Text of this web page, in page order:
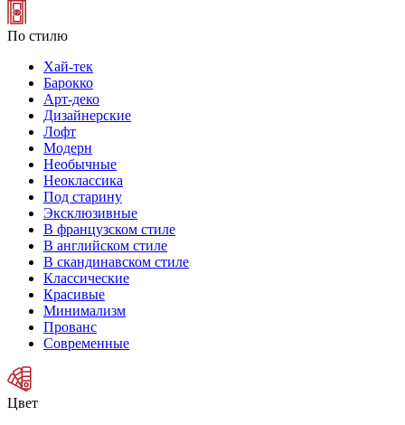
По стилю
Хай-тек
Барокко
Арт-деко
Дизайнерские
Лофт
Модерн
Необычные
Неоклассика
Под старину
Эксклюзивные
В французском стиле
В английском стиле
В скандинавском стиле
Классические
Красивые
Минимализм
Прованс
Современные
Цвет